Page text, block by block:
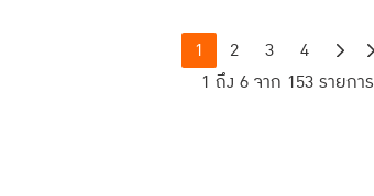
1 2 3
4
1 ถึง 6 จาก 153 รายการ